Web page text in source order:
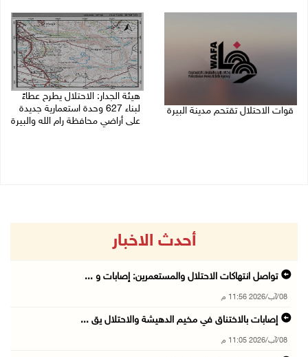
قوات الاحتلال تقتحم مدينة البيرة
هيئة الجدار: الاحتلال يطرح عطاءً
لبناء 627 وحدة استعمارية جديدة
على أراضي محافظة رام الله والبيرة
أحدث الاخبار
تواصل انتهاكات الاحتلال والمستعمرين: إصابات و ...
08/آب/2026 11:56 م
إصابات بالاختناق في مخيم الدهيشة والاحتلال يق ...
08/آب/2026 11:05 م